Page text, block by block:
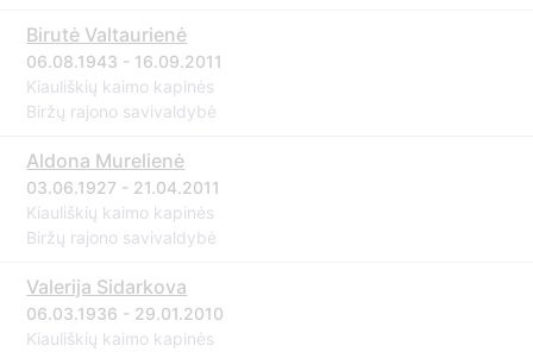
Birutė Valtaurienė
06.08.1943 - 16.09.2011
Kiauliškių kaimo kapinės
Biržų rajono savivaldybė
Aldona Murelienė
03.06.1927 - 21.04.2011
Kiauliškių kaimo kapinės
Biržų rajono savivaldybė
Valerija Sidarkova
06.03.1936 - 29.01.2010
Kiauliškių kaimo kapinės